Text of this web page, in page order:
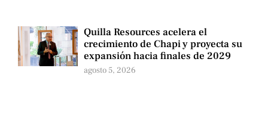
Quilla Resources acelera el
crecimiento de Chapi y proyecta su
expansión hacia finales de 2029
agosto 5, 2026